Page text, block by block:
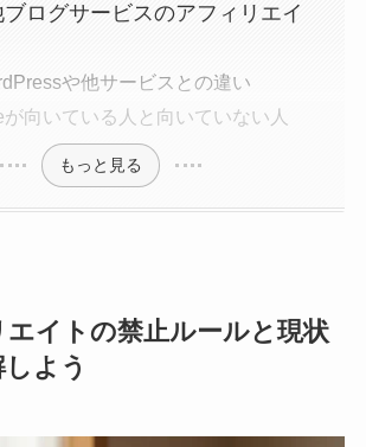
ログサービスのアフィリエイ
や他サービスとの違い
が向いている人と向いていない人
もっと見る
イトの禁止ルールと現状
よう